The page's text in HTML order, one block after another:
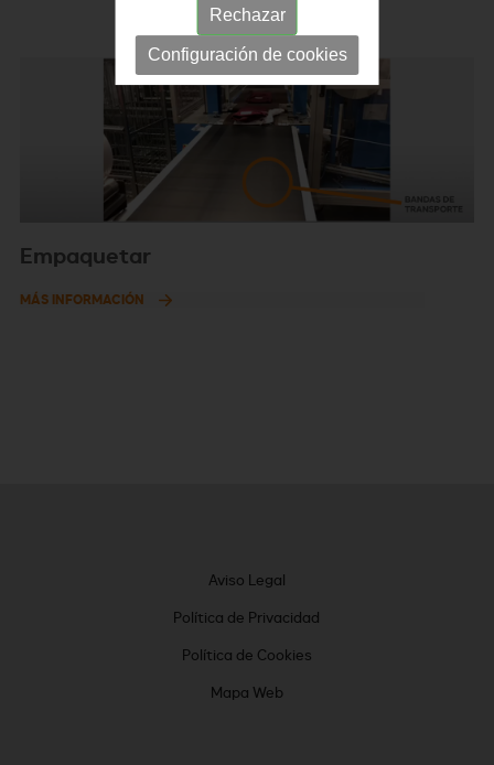
Empaquetar
MÁS INFORMACIÓN
Aviso Legal
Política de Privacidad
Política de Cookies
Mapa Web
Rechazar
Configuración de cookies